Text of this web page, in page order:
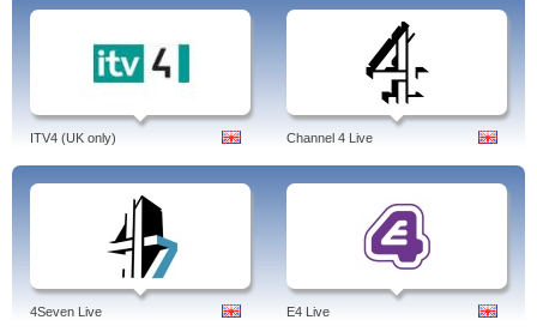
ITV4 (UK only) Channel 4 Live
4Seven Live E4 Live